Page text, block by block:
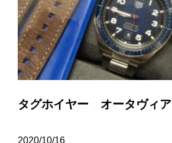
タグホイヤー オータヴィア
2020/10/16